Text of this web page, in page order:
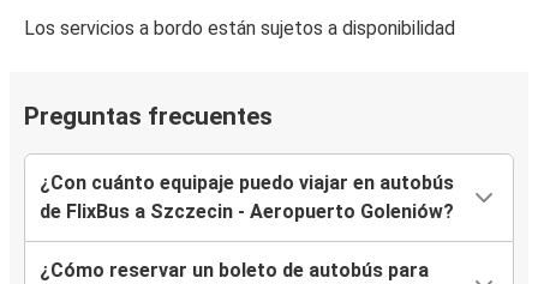
Los servicios a bordo están sujetos a disponibilidad
Preguntas frecuentes
¿Con cuánto equipaje puedo viajar en autobús
de FlixBus a Szczecin - Aeropuerto Goleniów?
¿Cómo reservar un boleto de autobús para